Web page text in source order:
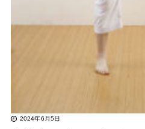
2024年6月5日